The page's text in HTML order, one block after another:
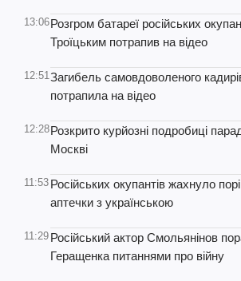
13:06Розгром батареї російських
Троїцьким потрапив на відео
12:51Загибель самовдоволеного
потрапила на відео
12:28Розкрито курйозні подробиці
Москві
11:53 Російських окупантів жахнуло
аптечки з українською
11:29 Російський актор Смольянінов
Геращенка питаннями про війну